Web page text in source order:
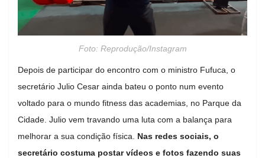
Foto: Reprodução/Instagram
Depois de participar do encontro com o ministro Fufuca, o
secretário Julio Cesar ainda bateu o ponto num evento
voltado para o mundo fitness das academias, no Parque da
Cidade. Julio vem travando uma luta com a balança para
melhorar a sua condição física. Nas redes sociais, o
secretário costuma postar vídeos e fotos fazendo suas